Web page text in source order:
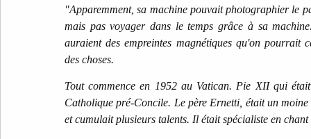
"Apparemment, sa machine pouvait photographier le
mais pas voyager dans le temps grâce à sa
auraient des empreintes magnétiques qu'on pourrait
des choses.
Tout commence en 1952 au Vatican. Pie XII qui
Catholique pré-Concile. Le père Ernetti, était un
et cumulait plusieurs talents. Il était spécialiste en